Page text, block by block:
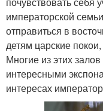
императорской
отправиться в
детям царские
Многие из этих
интересными
интересах